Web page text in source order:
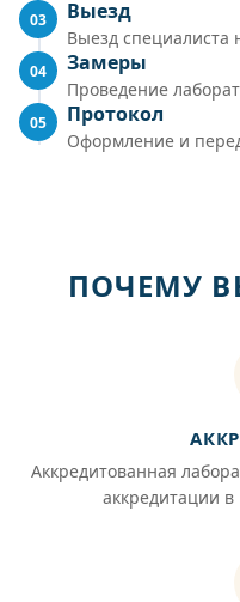
03 Выезд
Выезд специалиста
04 Замеры
Проведение
05 Протокол
Оформление и
ПОЧЕМУ
Аккредитованная
аккредитации